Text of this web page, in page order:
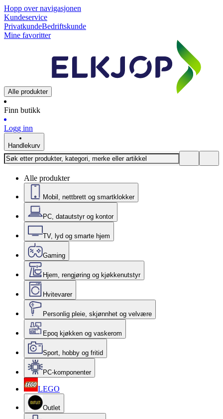
Hopp over navigasjonen
Kundeservice
PrivatkundeBedriftskunde
Mine favoritter
Alle produkter
Finn butikk
Logg inn
Handlekurv
Alle produkter
Mobil, nettbrett og smartklokker
PC, datautstyr og kontor
TV, lyd og smarte hjem
Gaming
Hjem, rengjøring og kjøkkenutstyr
Hvitevarer
Personlig pleie, skjønnhet og velvære
Epoq kjøkken og vaskerom
Sport, hobby og fritid
PC-komponenter
LEGO
Outlet